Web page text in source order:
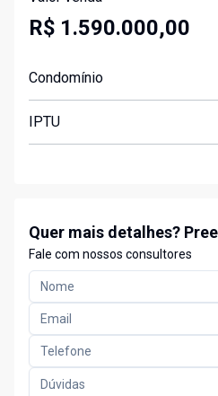
R$ 1.590.000,00
Condomínio
IPTU
Quer mais detalhes?
Fale com nossos consultores